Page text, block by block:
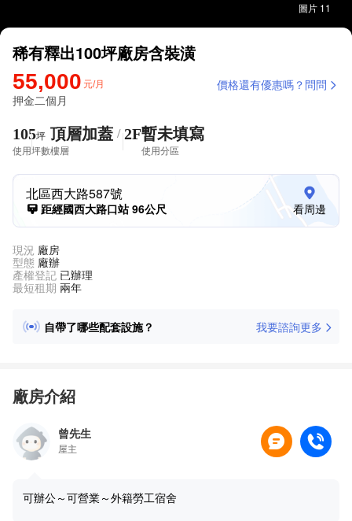
圖片 11
稀有釋出100坪廠房含裝潢
55,000 元/月 價格還有優惠嗎？問問
押金二個月
105坪
使用坪數
頂層加蓋 / 2F
樓層
暫未填寫
使用分區
北區西大路587號
距經國西大路口站 96公尺 看周邊
現況 廠房
型態 廠辦
產權登記 已辦理
最短租期 兩年
自帶了哪些配套設施？
我要諮詢更多
廠房介紹
曾先生
屋主
可辦公～可營業～外籍勞工宿舍